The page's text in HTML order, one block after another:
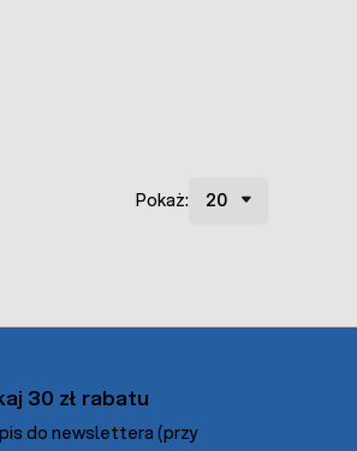
Pokaż:
30 zł rabatu
do newslettera (przy